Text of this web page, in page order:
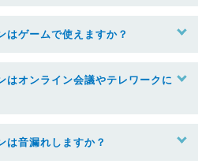
ゲームで使えますか？
オンライン会議やテレワークに
音漏れしますか？